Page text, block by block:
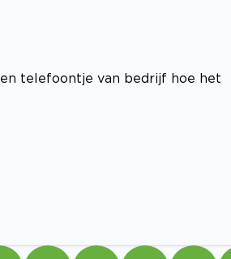
telefoontje van bedrijf hoe het